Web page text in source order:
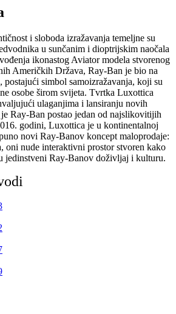
i sloboda izražavanja temeljne su
u sunčanim i dioptrijskim naočala
ikonastog Aviator modela stvorenog
Američkih Država, Ray-Ban je bio na
simbol samoizražavanja, koji su
osobe širom svijeta. Tvrtka Luxottica
ulaganjima i lansiranju novih
Ray-Ban postao jedan od najslikovitijih
godini, Luxottica je u kontinentalnoj
novi Ray-Banov koncept maloprodaje:
oni nude interaktivni prostor stvoren kako
jedinstveni Ray-Banov doživljaj i kulturu.